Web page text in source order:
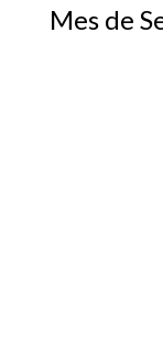
Mes de